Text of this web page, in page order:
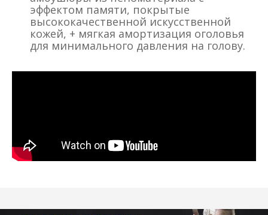
эффектом памяти, покрытые
высококачественной искусственной
кожей, + мягкая амортизация оголовья
для минимального давления на голову.